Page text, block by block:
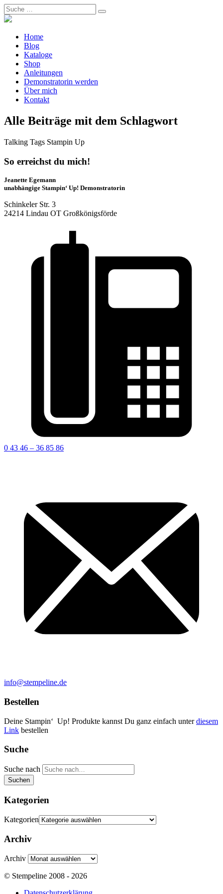
Home
Blog
Kataloge
Shop
Anleitungen
Demonstratorin werden
Über mich
Kontakt
Alle Beiträge mit dem Schlagwort
Talking Tags Stampin Up
So erreichst du mich!
Jeanette Egemann
unabhängige Stampin‘ Up! Demonstratorin
Schinkeler Str. 3
24214 Lindau OT Großkönigsförde
0 43 46 – 36 85 86
info@stempeline.de
Bestellen
Deine Stampin‘ Up! Produkte kannst Du ganz einfach unterdiesem
Link bestellen
Suche
Suche nach
Suchen
Kategorien
Kategorien
Archiv
Archiv
© Stempeline 2008 - 2026